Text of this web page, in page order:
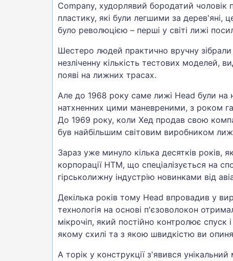
Company, худорлявий бородатий
пластику, які були легшими за дерев'яні,
було революцією – перші у світі лижі
Шестеро людей практично вручну
незліченну кількість тестових моделей,
появі на лижних трасах.
Але до 1968 року саме лижі Head були на
натхненних цими маневреними, з роком
До 1969 року, коли Хед продав свою
був найбільшим світовим виробником
Зараз уже минуло кілька десятків років,
корпорації HTM, що спеціалізується на
гірськолижну індустрію новинками від
Декілька років тому Head впровадив у
технологія на основі п'єзоволокон
мікрочіп, який постійно контролює спуск
якому схилі та з якою швидкістю ви
А торік у конструкції з'явився